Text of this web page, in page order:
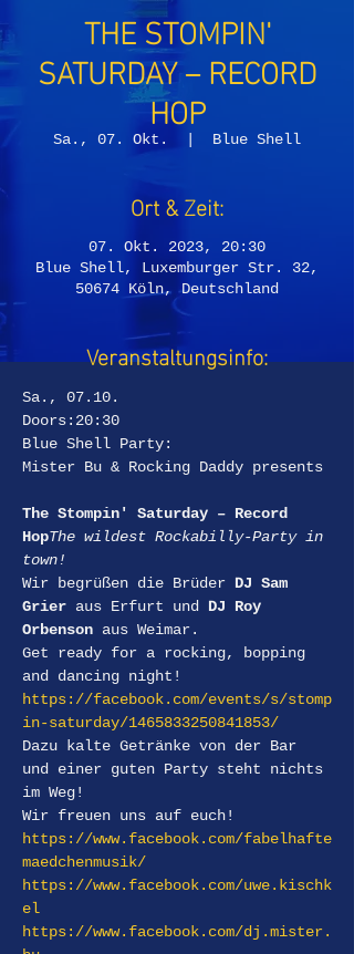
THE STOMPIN'
SATURDAY – RECORD
HOP
Sa., 07. Okt. Blue Shell
Ort & Zeit:
07. Okt. 2023, 20:30
Blue Shell, Luxemburger Str. 32,
50674 Köln, Deutschland
Veranstaltungsinfo:
Sa., 07.10.
Doors:20:30
Blue Shell Party:
The Stompin' Saturday – Record
HopThe wildest Rockabilly-Party in
town!
Wir begrüßen die Brüder DJ Sam
Grier aus Erfurt und DJ Roy
Orbenson aus Weimar.
Get ready for a rocking, bopping
and dancing night!
https://facebook.com/events/s/stomp
in-saturday/1465833250841853/
Dazu kalte Getränke von der Bar
und einer guten Party steht nichts
im Weg!
Wir freuen uns auf euch!
https://www.facebook.com/fabelhafte
maedchenmusik/
https://www.facebook.com/uwe.kischk
el
https://www.facebook.com/dj.mister.